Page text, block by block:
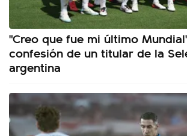
"Creo que fue mi último
confesión de un titular de la
argentina